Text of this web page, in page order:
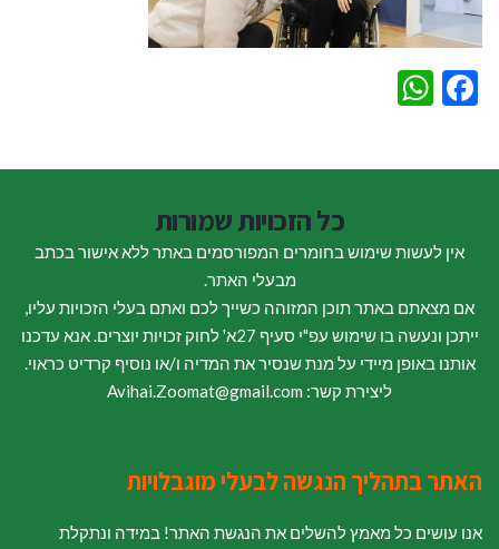
Facebook
כל הזכויות שמורות
אין לעשות שימוש בחומרים המפורסמים באתר ללא אישור בכתב
מבעלי האתר.
אם מצאתם באתר תוכן המזוהה כשייך לכם ואתם בעלי הזכויות עליו,
ייתכן ונעשה בו שימוש עפ"י סעיף 27א' לחוק זכויות יוצרים. אנא עדכנו
אותנו באופן מיידי על מנת שנסיר את המדיה ו/או נוסיף קרדיט כראוי.
ליצירת קשר: Avihai.Zoomat@gmail.com
האתר בתהליך הנגשה לבעלי מוגבלויות
אנו עושים כל מאמץ להשלים את הנגשת האתר! במידה ונתקלת